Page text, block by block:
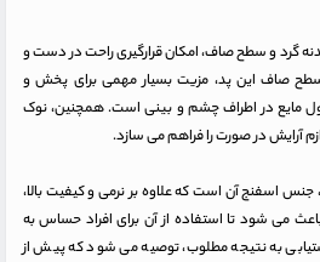
بدنه گرد و سطح صاف، امکان قرارگیری راحت در دست و
صاف این پد، مزیت بسیار مهمی برای پخش و
مایع در اطراف چشم و بینی است. همچنین، نوک
آرایش در صورت را فراهم می سازد.
اسفنج آن است که علاوه بر نرمی و کیفیت بالا،
می شود تا استفاده از آن برای افراد حساس به
به نتیجه مطلوب، توصیه می شود که پیش از